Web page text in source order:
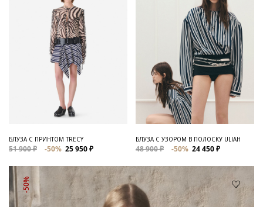
БЛУЗА С ПРИНТОМ TRECY
51 900 ₽ -50% 25 950 ₽
БЛУЗА С УЗОРОМ В ПОЛОСКУ ULIAH
48 900 ₽ -50% 24 450 ₽
-50%